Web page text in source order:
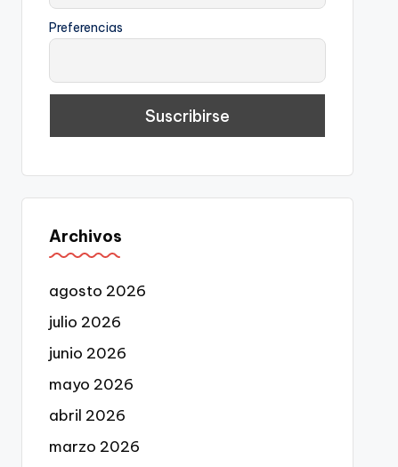
Preferencias
Archivos
agosto 2026
julio 2026
junio 2026
mayo 2026
abril 2026
marzo 2026